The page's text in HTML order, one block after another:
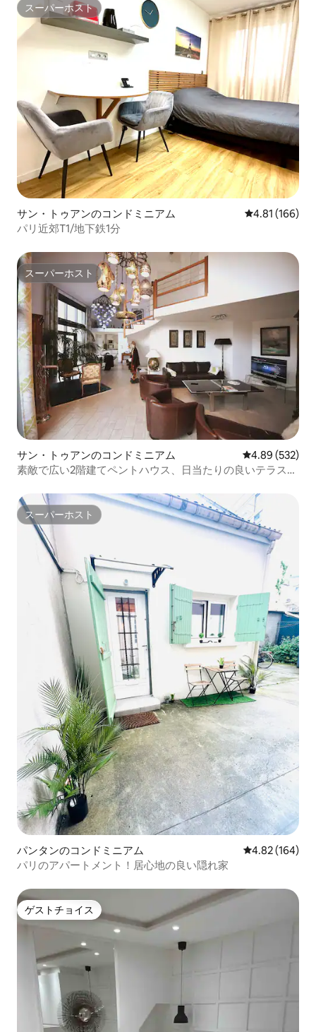
スーパーホスト
スーパーホスト
サン・トゥアンのコンドミニアム レビュー166
4.81 (166)
パリ近郊T1/地下鉄1分
スーパーホスト
スーパーホスト
サン・トゥアンのコンドミニアム レビュー532
4.89 (532)
素敵で広い2階建てペントハウス、日当たりの良いテラス付
スーパーホスト
スーパーホスト
パンタンのコンドミニアム レビュー164
4.82 (164)
パリのアパートメント！居心地の良い隠れ家
ゲストチョイス
ゲストチョイス